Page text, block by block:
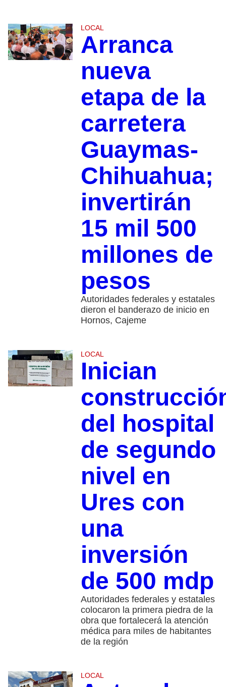
LOCAL
Arranca
nueva
etapa de la
carretera
Guaymas-
Chihuahua;
invertirán
15 mil 500
millones de
pesos
Autoridades federales y estatales
dieron el banderazo de inicio en
Hornos, Cajeme
LOCAL
Inician
del hospital
de segundo
nivel en
Ures con
una
inversión
de 500 mdp
Autoridades federales y estatales
colocaron la primera piedra de la
obra que fortalecerá la atención
médica para miles de habitantes
de la región
LOCAL